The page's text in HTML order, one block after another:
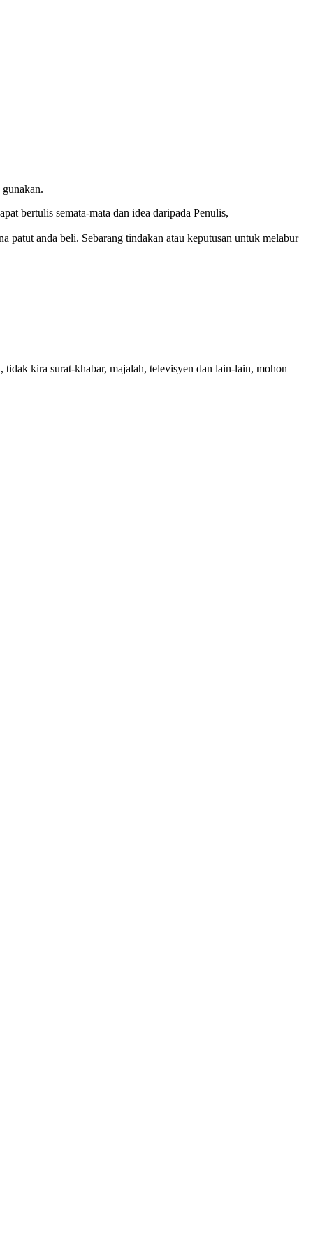
bertulis semata-mata dan idea daripada Penulis,
patut anda beli. Sebarang tindakan atau keputusan untuk melabur
kira surat-khabar, majalah, televisyen dan lain-lain, mohon